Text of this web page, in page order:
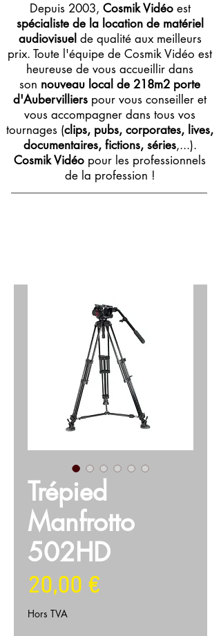
Depuis 2003, Cosmik Vidéoest
spécialiste de la location de matériel
audiovisuel de qualité aux meilleurs
prix. Toute l'équipe de Cosmik Vidéo est
heureuse de vous accueillir dans
son nouveau local de 218m2 porte
d'Aubervilliers pour vous conseiller et
vous accompagner dans tous vos
tournages (clips, pubs, corporates, lives,
documentaires, fictions, séries,...).
Cosmik Vidéo pour les professionnels
de la profession !
Trépied
Manfrotto
502HD
20,00 €Prix
Hors TVA